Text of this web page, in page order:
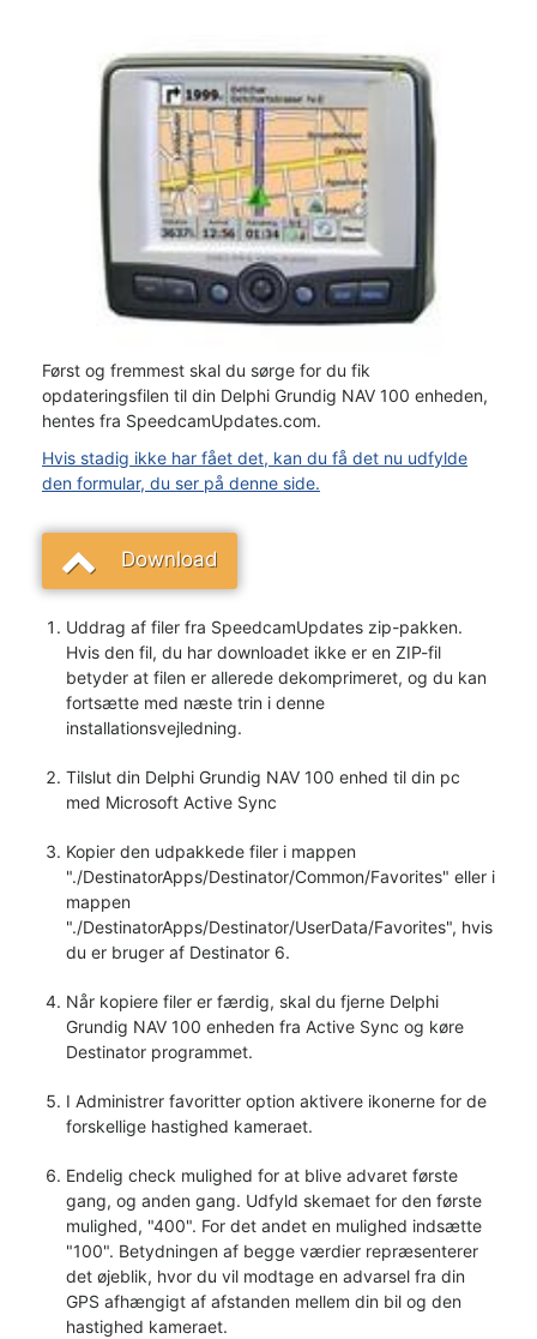
Først og fremmest skal du sørge for du fik
opdateringsfilen til din Delphi Grundig NAV 100 enheden,
hentes fra SpeedcamUpdates.com.
Hvis stadig ikke har fået det, kan du få det nu udfylde
den formular, du ser på denne side.
Download
Uddrag af filer fra SpeedcamUpdates zip-pakken.
Hvis den fil, du har downloadet ikke er en ZIP-fil
betyder at filen er allerede dekomprimeret, og du kan
fortsætte med næste trin i denne
installationsvejledning.
Tilslut din Delphi Grundig NAV 100 enhed til din pc
med Microsoft Active Sync
Kopier den udpakkede filer i mappen
"./DestinatorApps/Destinator/Common/Favorites" eller i
mappen
"./DestinatorApps/Destinator/UserData/Favorites", hvis
du er bruger af Destinator 6.
Når kopiere filer er færdig, skal du fjerne Delphi
Grundig NAV 100 enheden fra Active Sync og køre
Destinator programmet.
I Administrer favoritter option aktivere ikonerne for de
forskellige hastighed kameraet.
Endelig check mulighed for at blive advaret første
gang, og anden gang. Udfyld skemaet for den første
mulighed, "400". For det andet en mulighed indsætte
"100". Betydningen af begge værdier repræsenterer
det øjeblik, hvor du vil modtage en advarsel fra din
GPS afhængigt af afstanden mellem din bil og den
hastighed kameraet.